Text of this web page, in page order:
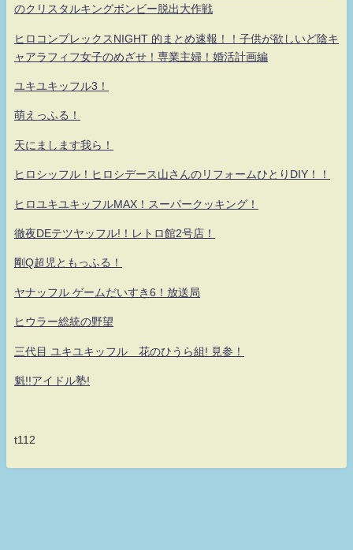
のクリスタルキングボンビー脱出大作戦
ヒロコンプレックスNIGHT 的まとめ速報！！子供が欲しいど陰キ
ャアラフィフ女子のめざせ！専業主婦！婚活計画編
ユキユキッフル3！
萌えっふる！
天にまします我ら！
ヒロシッフル！ヒロシデース山さんのリフォームひとりDIY！！
ヒロユキユキッフルMAX！スーパークッキング！
徹夜DEテツヤッフル!！レトロ館2号店！
剛Q超児ともっふる！
ヤナッフル ゲームだいすき6！放送局
ヒウラー総統の野望
三代目 ユキユキッフル 花のひうら組! 見参！
魁!!アイドル塾!
t112